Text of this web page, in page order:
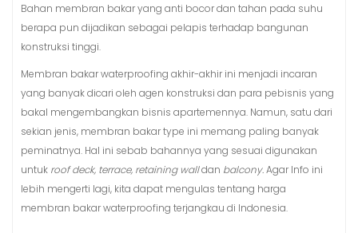
Bahan membran bakar yang anti bocor dan tahan pada suhu
berapa pun dijadikan sebagai pelapis terhadap bangunan
konstruksi tinggi.
Membran bakar waterproofing akhir-akhir ini menjadi incaran
yang banyak dicari oleh agen konstruksi dan para pebisnis yang
bakal mengembangkan bisnis apartemennya. Namun, satu dari
sekian jenis, membran bakar type ini memang paling banyak
peminatnya. Hal ini sebab bahannya yang sesuai digunakan
untuk roof deck, terrace, retaining walldan balcony.Agar Info ini
lebih mengerti lagi, kita dapat mengulas tentang harga
membran bakar waterproofing terjangkau di Indonesia.